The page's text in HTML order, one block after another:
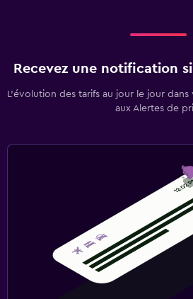
Recevez une notification
L’évolution des tarifs au jour le jour
aux Alertes de